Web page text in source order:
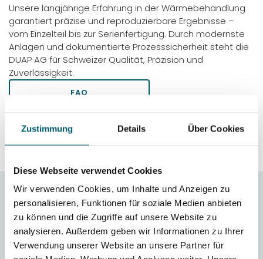
Zustimmung Details Über Cookies
Diese Webseite verwendet Cookies
Wir verwenden Cookies, um Inhalte und Anzeigen zu
personalisieren, Funktionen für soziale Medien anbieten
zu können und die Zugriffe auf unsere Website zu
analysieren. Außerdem geben wir Informationen zu Ihrer
Verwendung unserer Website an unsere Partner für
Unsere langjährige Erfahrung in der Wärmebehandlung
garantiert präzise und reproduzierbare Ergebnisse –
vom Einzelteil bis zur Serienfertigung. Durch modernste
Anlagen und dokumentierte Prozesssicherheit steht die
DUAP AG für Schweizer Qualität, Präzision und
Zuverlässigkeit.
FAQ
ÜBERSICHT
FAQ Maraging Stahl
Welche Vorteile bietet das
Ausscheidungshärten von 1.4542